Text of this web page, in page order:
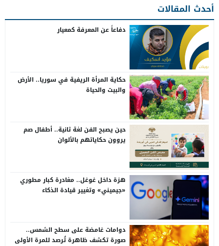
أحدث المقالات
دفاعاً عن المعرفة كمعيار
حكاية المرأة الريفية في سوريا.. الأرض
والبيت والحياة
حين يصبح الفن لغة ثانية.. أطفال صم
يروون حكاياتهم بالألوان
هزة داخل غوغل.. مغادرة كبار مطوري
«جيميني» وتغيير قيادة الذكاء
دوامات غامضة على سطح الشمس..
صورة تكشف ظاهرة تُرصد للمرة الأولى